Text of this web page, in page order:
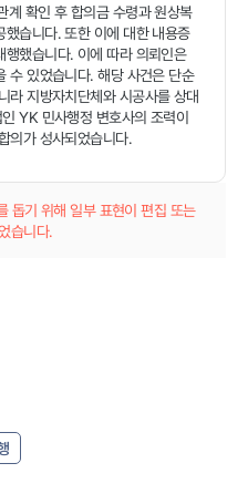
계 확인 후 합의금 수령과 원상복
습니다. 또한 이에 대한 내용증
했습니다. 이에 따라 의뢰인은
수 있었습니다. 해당 사건은 단순
라 지방자치단체와 시공사를 상대
YK 민사행정 변호사의 조력이
의가 성사되었습니다.
돕기 위해 일부 표현이 편집 또는
습니다.